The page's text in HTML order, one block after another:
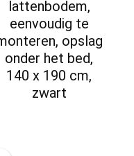
lattenbodem,
eenvoudig te
opslag
onder het bed,
140 x 190 cm,
zwart